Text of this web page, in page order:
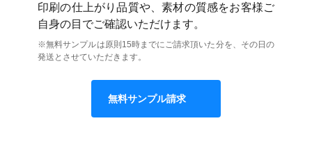
印刷の仕上がり品質や、素材の質感をお客様ご
自身の目でご確認いただけます。
※無料サンプルは原則15時までにご請求頂いた分を、その日の
発送とさせていただきます。
無料サンプル請求